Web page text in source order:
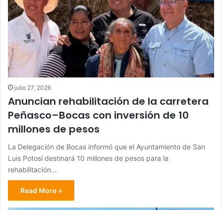
julio 27, 2026
Anuncian rehabilitación de la carretera
Peñasco–Bocas con inversión de 10
millones de pesos
La Delegación de Bocas informó que el Ayuntamiento de San
Luis Potosí destinará 10 millones de pesos para la
rehabilitación…
Read More »